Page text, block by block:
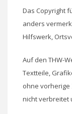
Das Copyright
anders
Hilfswerk,
Auf den THW-
Textteile,
ohne vorherige
nicht verbreitet